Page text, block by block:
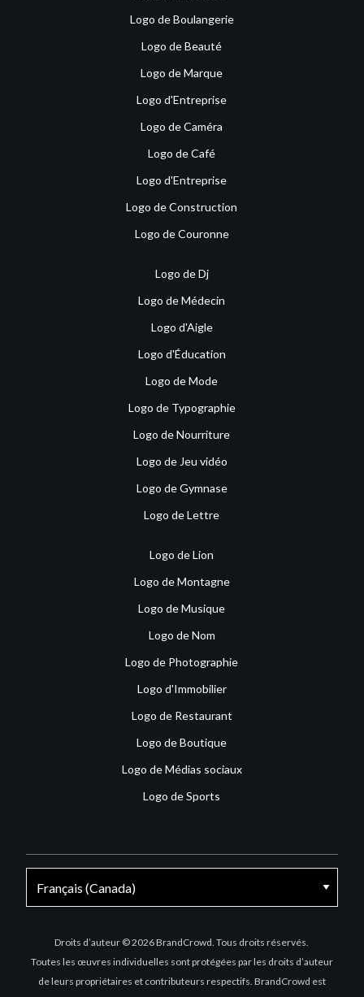
Logo de Boulangerie
Logo de Beauté
Logo de Marque
Logo d'Entreprise
Logo de Caméra
Logo de Café
Logo d'Entreprise
Logo de Construction
Logo de Couronne
Logo de Dj
Logo de Médecin
Logo d'Aigle
Logo d'Éducation
Logo de Mode
Logo de Typographie
Logo de Nourriture
Logo de Jeu vidéo
Logo de Gymnase
Logo de Lettre
Logo de Lion
Logo de Montagne
Logo de Musique
Logo de Nom
Logo de Photographie
Logo d'Immobilier
Logo de Restaurant
Logo de Boutique
Logo de Médias sociaux
Logo de Sports
Droits d’auteur © 2026 BrandCrowd. Tous droits réservés.
Toutes les œuvres individuelles sont protégées par les droits d’auteur
de leurs propriétaires et contributeurs respectifs. BrandCrowd est